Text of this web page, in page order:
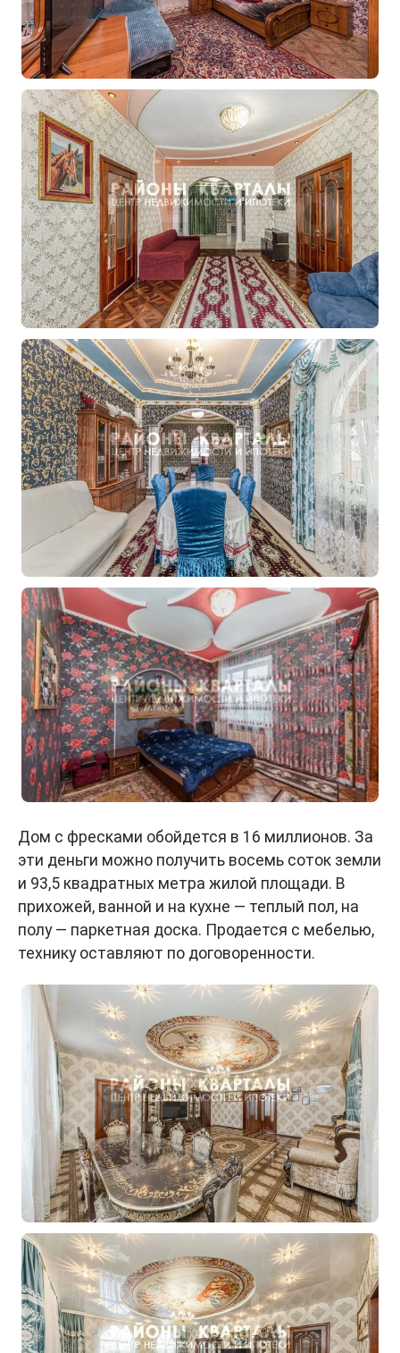
Дом с фресками обойдется в 16 миллионов. За
эти деньги можно получить восемь соток земли
и 93,5 квадратных метра жилой площади. В
прихожей, ванной и на кухне — теплый пол, на
полу — паркетная доска. Продается с мебелью,
технику оставляют по договоренности.